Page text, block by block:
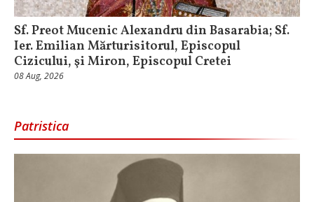
Sf. Preot Mucenic Alexandru din Basarabia; Sf.
Ier. Emilian Mărturisitorul, Episcopul
Cizicului, şi Miron, Episcopul Cretei
08 Aug, 2026
Patristica